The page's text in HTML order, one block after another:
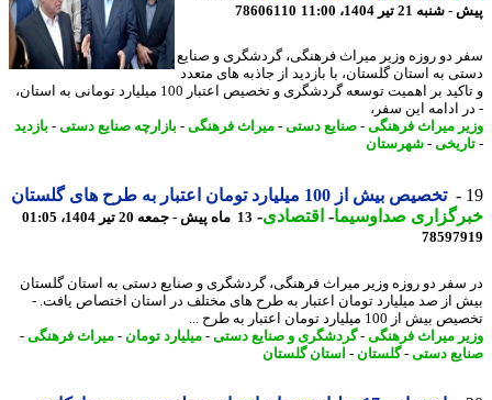
21 تیر 1404، 11:00
78606110
دو روزه وزیر میراث فرهنگی، گردشگری و صنایع
به استان گلستان، با بازدید از جاذبه های متعدد
و تاکید بر اهمیت توسعه گردشگری و تخصیص اعتبار 100 میلیارد تومانی به استان،
ادامه این سفر،
میراث فرهنگی-صنایع دستی-میراث فرهنگی-بازارچه صنایع دستی-بازدید
-شهرستان
تخصیص بیش از 100 میلیارد تومان اعتبار به طرح های گلستان
صداوسیما-اقتصادی-13 ماه پیش - جمعه 20 تیر 1404، 01:05
دو روزه وزیر میراث فرهنگی، گردشگری و صنایع دستی به استان گلستان
از صد میلیارد تومان اعتبار به طرح های مختلف در استان اختصاص یافت. -
از 100 میلیارد تومان اعتبار به طرح ...
میراث فرهنگی-گردشگری و صنایع دستی-میلیارد تومان-میراث فرهنگی-
دستی-گلستان-استان گلستان